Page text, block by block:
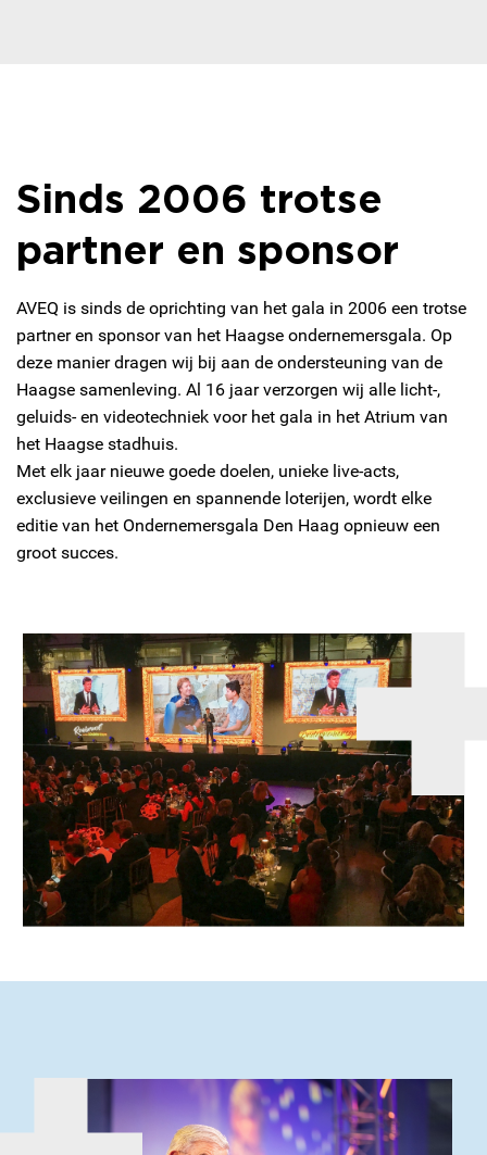
Sinds 2006 trotse
partner en sponsor
AVEQ is sinds de oprichting van het gala in 2006 een trotse
partner en sponsor van het Haagse ondernemersgala. Op
deze manier dragen wij bij aan de ondersteuning van de
Haagse samenleving. Al 16 jaar verzorgen wij alle licht-,
geluids- en videotechniek voor het gala in het Atrium van
het Haagse stadhuis.
Met elk jaar nieuwe goede doelen, unieke live-acts,
exclusieve veilingen en spannende loterijen, wordt elke
editie van het Ondernemersgala Den Haag opnieuw een
groot succes.